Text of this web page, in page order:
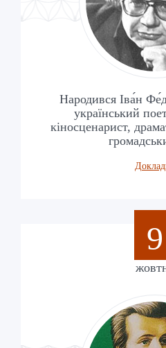
Народився Іва́н
український
кіносценарист,
9